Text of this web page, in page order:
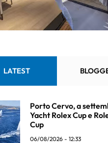
LATEST
Porto Cervo, a
Yacht Rolex Cup e
Cup
06/08/2026 - 12:33